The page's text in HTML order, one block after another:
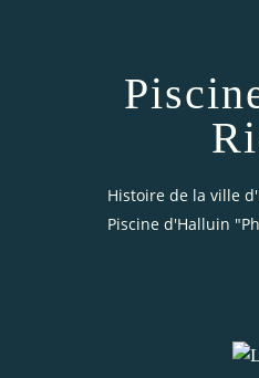
Histoire de la ville
Piscine d'Halluin